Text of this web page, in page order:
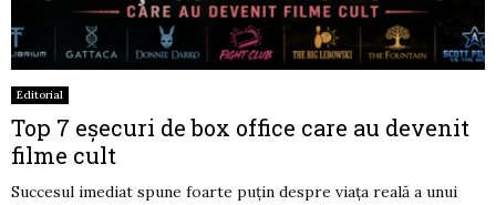
Editorial
Top 7 eșecuri de box office care au devenit
filme cult
Succesul imediat spune foarte puțin despre viața reală a unui